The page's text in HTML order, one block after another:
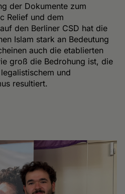
der Dokumente zum
Relief und dem
den Berliner CSD hat die
Islam stark an Bedeutung
auch die etablierten
groß die Bedrohung ist, die
und
resultiert.